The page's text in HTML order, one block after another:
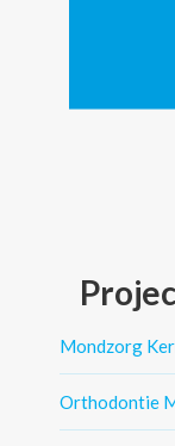
Mondzorg
Orthodontie